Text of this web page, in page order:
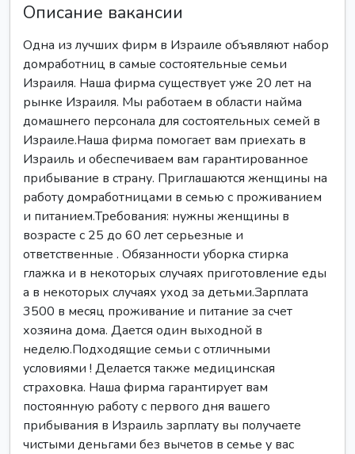
Описание вакансии
Одна из лучших фирм в Израиле объявляют набор
домработниц в самые состоятельные семьи
Израиля. Наша фирма существует уже 20 лет на
рынке Израиля. Мы работаем в области найма
домашнего персонала для состоятельных семей в
Израиле.Наша фирма помогает вам приехать в
Израиль и обеспечиваем вам гарантированное
прибывание в страну. Приглашаются женщины на
работу домработницами в семью с проживанием
и питанием.Требования: нужны женщины в
возрасте с 25 до 60 лет серьезные и
ответственные . Обязанности уборка стирка
глажка и в некоторых случаях приготовление еды
а в некоторых случаях уход за детьми.Зарплата
3500 в месяц проживание и питание за счет
хозяина дома. Дается один выходной в
неделю.Подходящие семьи с отличными
условиями ! Делается также медицинская
страховка. Наша фирма гарантирует вам
постоянную работу с первого дня вашего
прибывания в Израиль зарплату вы получаете
чистыми деньгами без вычетов в семье у вас